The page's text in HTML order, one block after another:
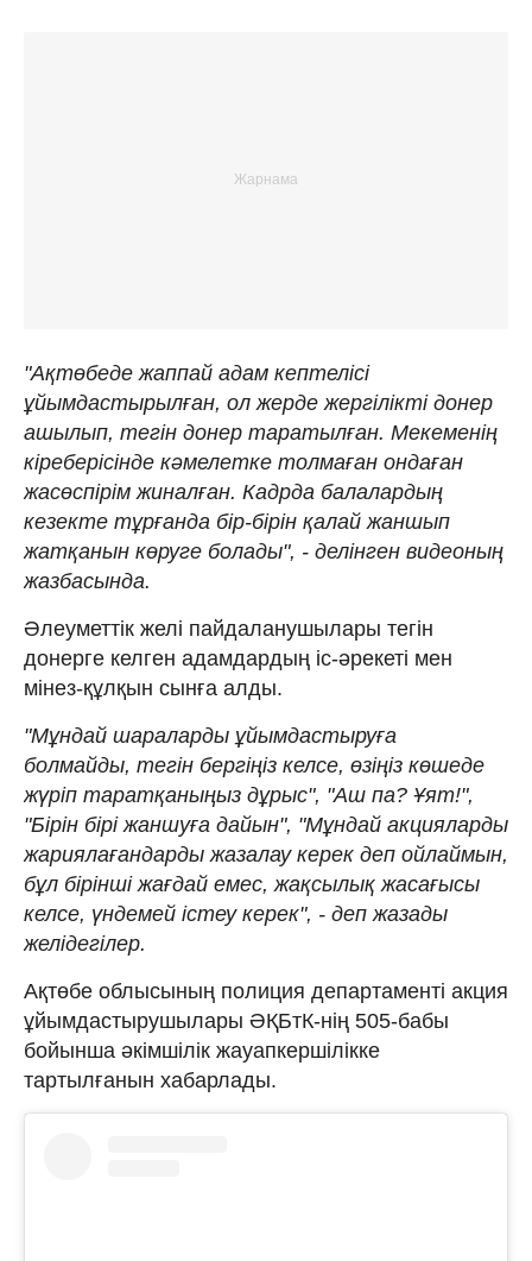
"Ақтөбеде жаппай адам кептелісі
ұйымдастырылған, ол жерде жергілікті донер
ашылып, тегін донер таратылған. Мекеменің
кіреберісінде кәмелетке толмаған ондаған
жасөспірім жиналған. Кадрда балалардың
кезекте тұрғанда бір-бірін қалай жаншып
жатқанын көруге болады", - делінген видеоның
жазбасында.
Әлеуметтік желі пайдаланушылары тегін
донерге келген адамдардың іс-әрекеті мен
мінез-құлқын сынға алды.
"Мұндай шараларды ұйымдастыруға
болмайды, тегін бергіңіз келсе, өзіңіз көшеде
жүріп таратқаныңыз дұрыс", "Аш па? Ұят!",
"Бірін бірі жаншуға дайын", "Мұндай акцияларды
жариялағандарды жазалау керек деп ойлаймын,
бұл бірінші жағдай емес, жақсылық жасағысы
келсе, үндемей істеу керек", - деп жазады
желідегілер.
Ақтөбе облысының полиция департаменті акция
ұйымдастырушылары ӘҚБтК-нің 505-бабы
бойынша әкімшілік жауапкершілікке
тартылғанын хабарлады.